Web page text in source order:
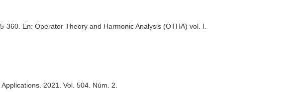
360. En: Operator Theory and Harmonic Analysis (OTHA) vol. I
. 2021. Vol. 504. Núm. 2.